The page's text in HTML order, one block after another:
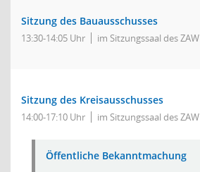
Sitzung des Bauausschusses
13:30-14:05 Uhr im Sitzungssaal des ZAW
Sitzung des Kreisausschusses
14:00-17:10 Uhr im Sitzungssaal des ZAW
Öffentliche Bekanntmachung